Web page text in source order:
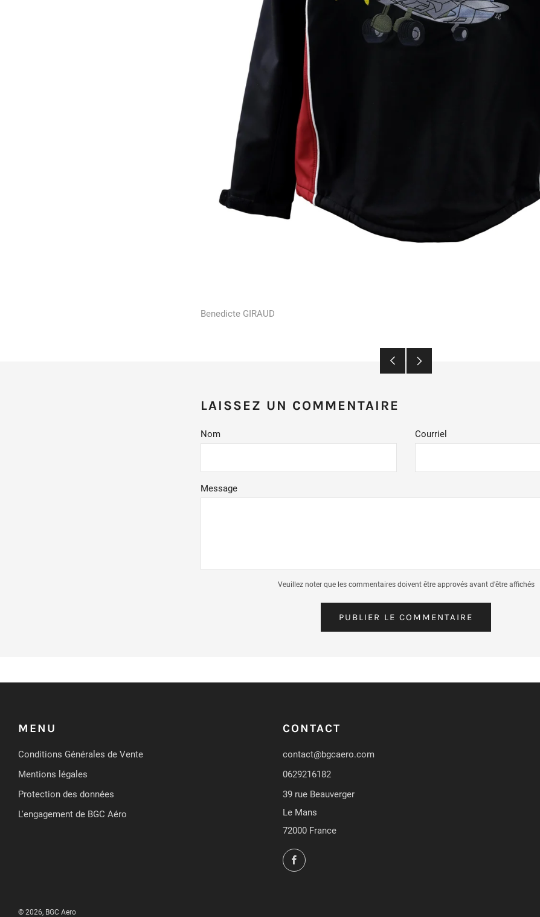
Benedicte GIRAUD
Article
LAISSEZ UN COMMENTAIRE
Nom Courriel
Message
Veuillez noter que les commentaires doivent être approvés avant d'être affichés
MENU
Conditions Générales de Vente
Mentions légales
Protection des données
L'engagement de BGC Aéro
CONTACT
contact@bgcaero.com
0629216182
39 rue Beauverger
Le Mans
72000 France
Facebook
© 2026, BGC Aero